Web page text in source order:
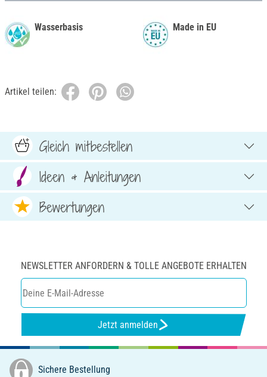
Wasserbasis Made in EU
Artikel teilen:
Gleich mitbestellen
Ideen & Anleitungen
Bewertungen
NEWSLETTER ANFORDERN & TOLLE ANGEBOTE ERHALTEN
Jetzt anmelden
Sichere Bestellung